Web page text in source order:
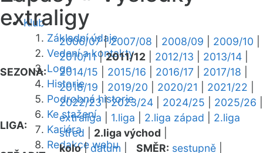
Klub
Základní údaje
Vedení a kontakty
Logo
Historie
Podrobná historie
Ke stažení
Kariéra
Redakce webu
extraligy
SEZONA:
2006/07|2007/08 2008/09 2009/10
2010/11|2011/12 2012/13 2013/14
2014/15
2015/16 2016/17 2017/18
2018/19
2019/20 2020/21 2021/22
2022/23|2023/24 2024/25 2025/26
LIGA:
extraliga 1.liga 2.liga západ
2.liga
střed
2.liga východ
kolo|datum SMĚR: sestupně